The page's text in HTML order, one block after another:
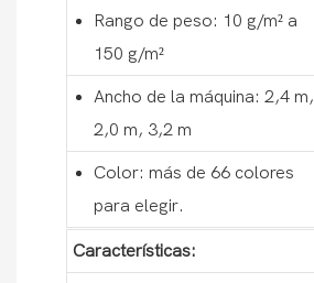
Rango de peso: 10 g/m² a
150 g/m²
Ancho de la máquina: 2,4 m,
2,0 m, 3,2 m
Color: más de 66 colores
para elegir.
Características: